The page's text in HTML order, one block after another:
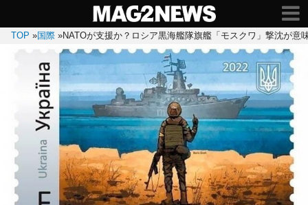
TOP »国際 »NATOが支援か？ロシア黒海艦隊旗艦「モスクワ」撃沈が意